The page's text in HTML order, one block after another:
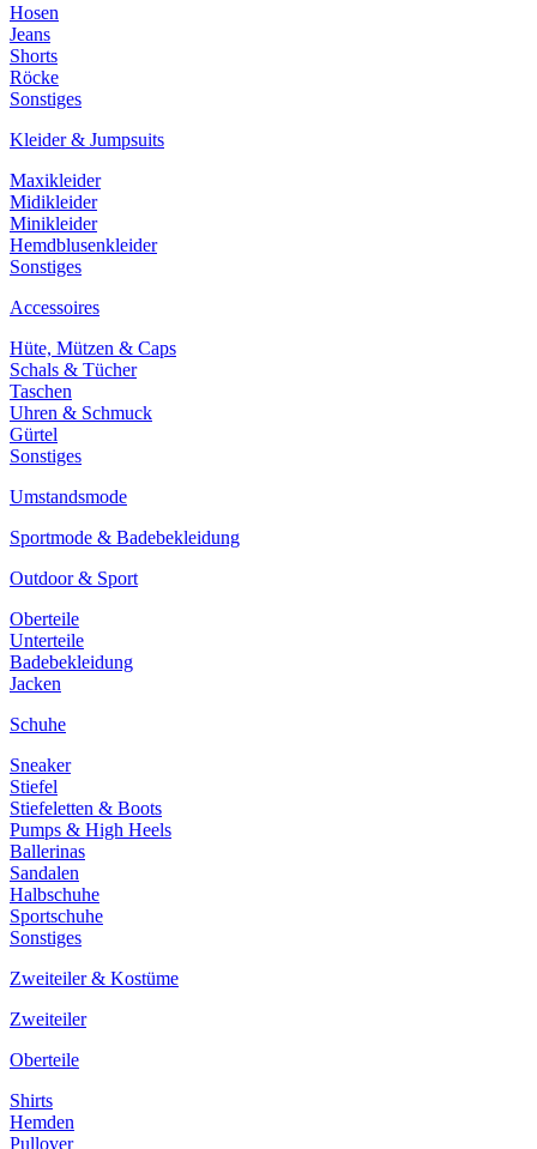
Hosen
Jeans
Shorts
Röcke
Sonstiges
Kleider & Jumpsuits
Maxikleider
Midikleider
Minikleider
Hemdblusenkleider
Sonstiges
Accessoires
Hüte, Mützen & Caps
Schals & Tücher
Taschen
Uhren & Schmuck
Gürtel
Sonstiges
Umstandsmode
Sportmode & Badebekleidung
Outdoor & Sport
Oberteile
Unterteile
Badebekleidung
Jacken
Schuhe
Sneaker
Stiefel
Stiefeletten & Boots
Pumps & High Heels
Ballerinas
Sandalen
Halbschuhe
Sportschuhe
Sonstiges
Zweiteiler & Kostüme
Zweiteiler
Oberteile
Shirts
Hemden
Pullover